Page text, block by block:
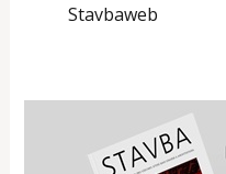
Stavbaweb